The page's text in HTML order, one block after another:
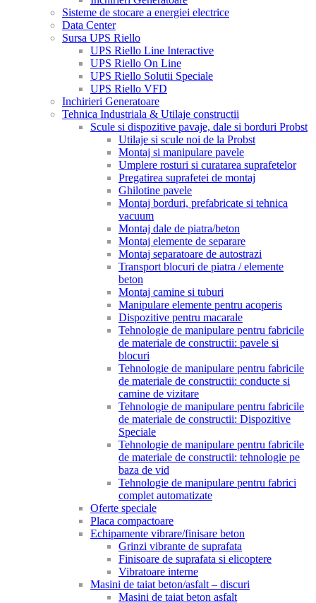
Sisteme de stocare a energiei electrice
Data Center
Sursa UPS Riello
UPS Riello Line Interactive
UPS Riello On Line
UPS Riello Solutii Speciale
UPS Riello VFD
Inchirieri Generatoare
Tehnica Industriala & Utilaje constructii
Scule si dispozitive pavaje, dale si borduri Probst
Utilaje si scule noi de la Probst
Montaj si manipulare pavele
Umplere rosturi si curatarea suprafetelor
Pregatirea suprafetei de montaj
Ghilotine pavele
Montaj borduri, prefabricate si tehnica
vacuum
Montaj dale de piatra/beton
Montaj elemente de separare
Montaj separatoare de autostrazi
Transport blocuri de piatra / elemente
beton
Montaj camine si tuburi
Manipulare elemente pentru acoperis
Dispozitive pentru macarale
Tehnologie de manipulare pentru fabricile
de materiale de constructii: pavele si
blocuri
Tehnologie de manipulare pentru fabricile
de materiale de constructii: conducte si
camine de vizitare
Tehnologie de manipulare pentru fabricile
de materiale de constructii: Dispozitive
Speciale
Tehnologie de manipulare pentru fabricile
de materiale de constructii: tehnologie pe
baza de vid
Tehnologie de manipulare pentru fabrici
complet automatizate
Oferte speciale
Placa compactoare
Echipamente vibrare/finisare beton
Grinzi vibrante de suprafata
Finisoare de suprafata si elicoptere
Vibratoare interne
Masini de taiat beton/asfalt – discuri
Masini de taiat beton asfalt